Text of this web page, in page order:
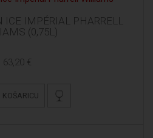
IMPÉRIAL PHARRELL
(0,75L)
63,20 €